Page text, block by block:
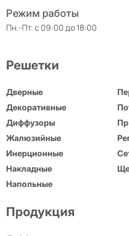
Режим работы
Пн.-Пт. с 09:00 до 18:00
Решетки
Дверные
Декоративные
Диффузоры
Жалюзийные
Инерционные
Накладные
Напольные
Продукция